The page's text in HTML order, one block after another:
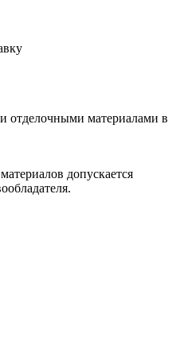
отделочными материалами в
допускается